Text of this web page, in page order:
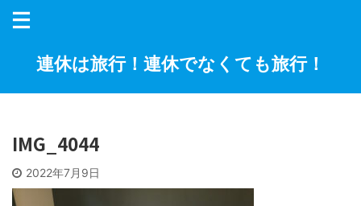
連休は旅行！連休でなくても旅行！
IMG_4044
2022年7月9日